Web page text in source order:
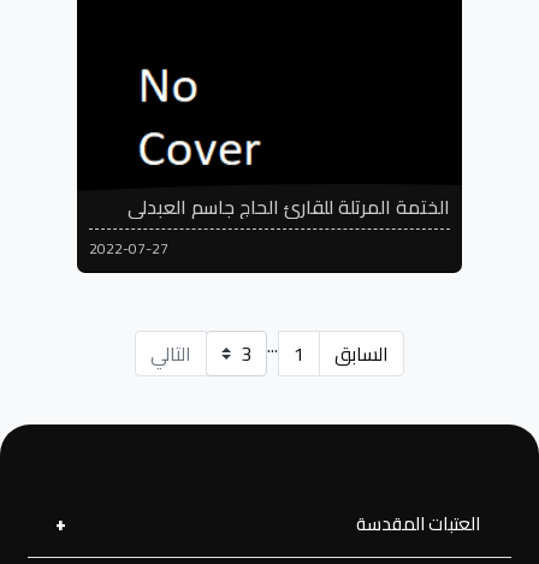
الختمة المرتلة للقارئ الحاج جاسم العبدلي
2022-07-27
السابق 1
... التالي
العتبات المقدسة